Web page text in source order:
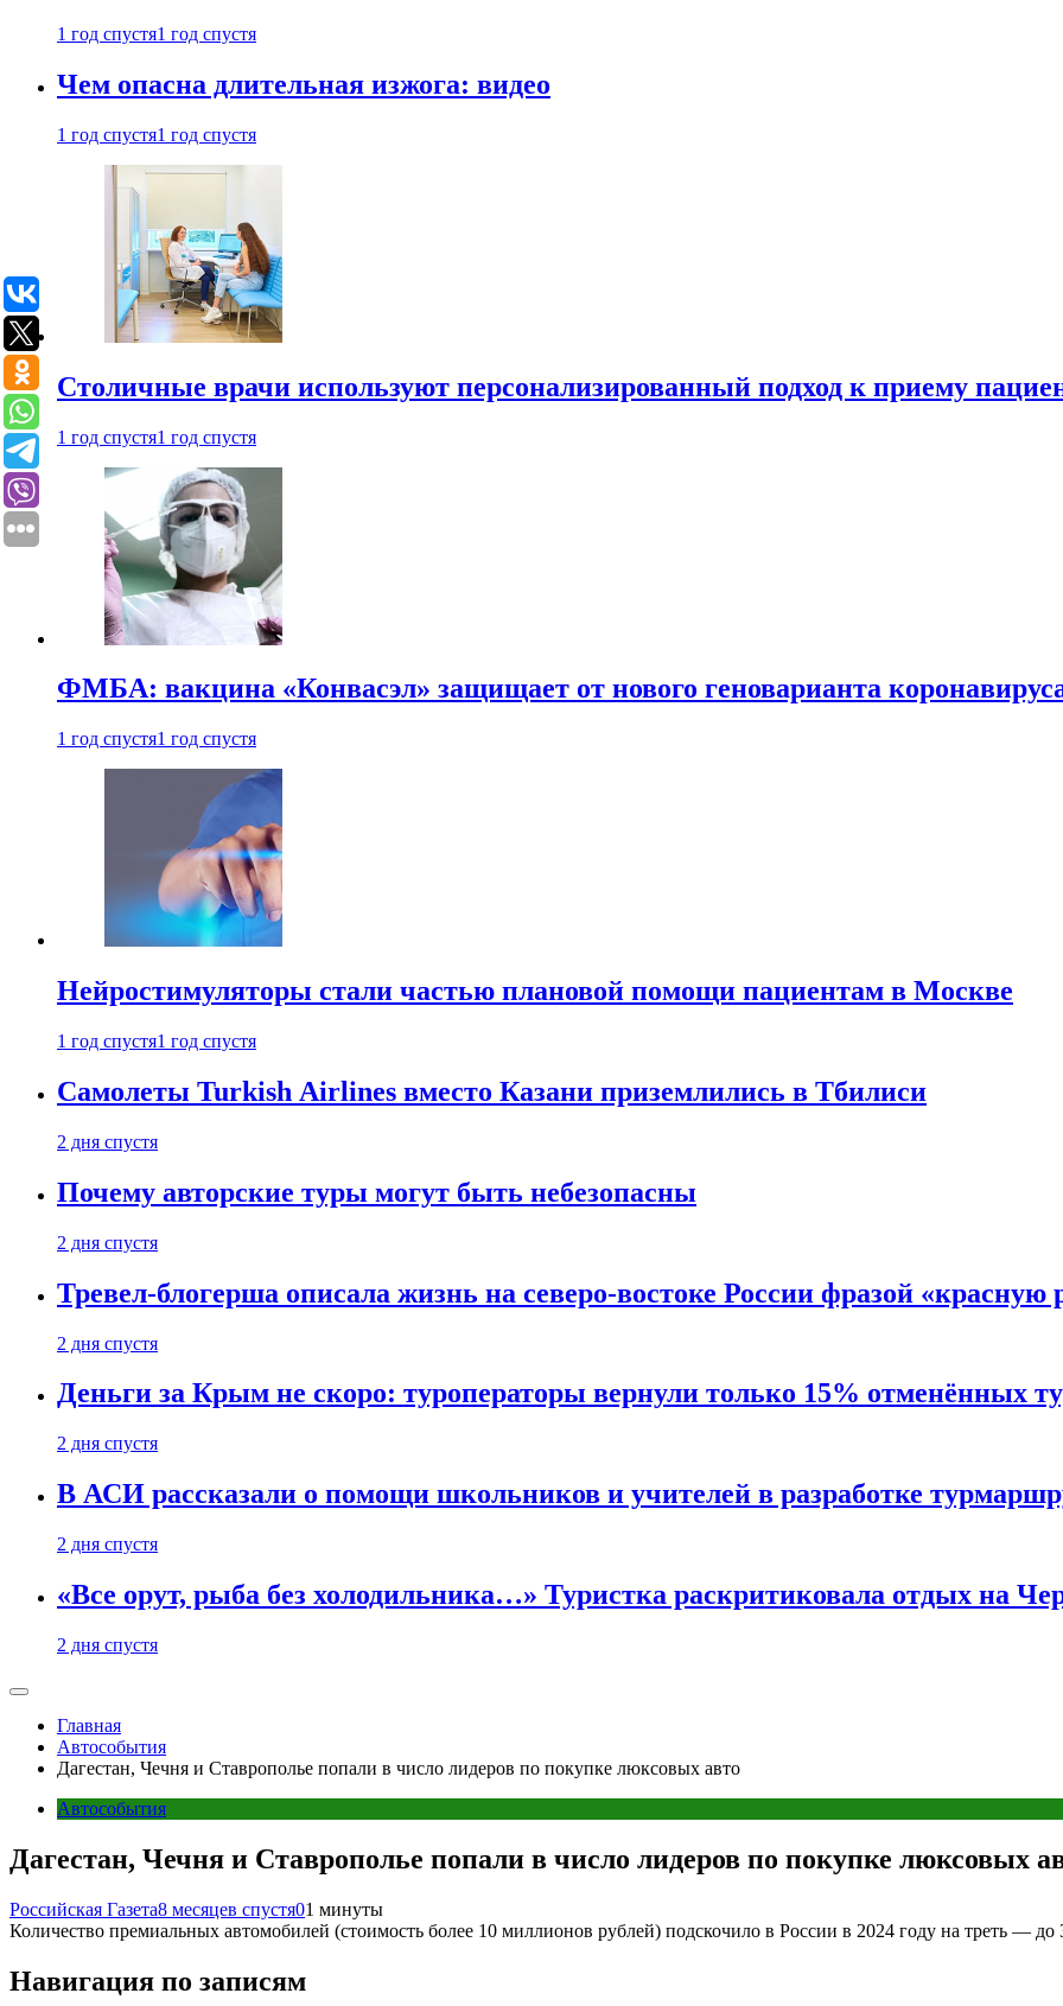
1 год спустя1 год спустя
Чем опасна длительная изжога: видео
1 год спустя1 год спустя
Столичные врачи используют персонализированный подход к приему
1 год спустя1 год спустя
ФМБА: вакцина «Конвасэл» защищает от нового геноварианта
1 год спустя1 год спустя
Нейростимуляторы стали частью плановой помощи пациентам в Москве
1 год спустя1 год спустя
Самолеты Turkish Airlines вместо Казани приземлились в Тбилиси
2 дня спустя
Почему авторские туры могут быть небезопасны
2 дня спустя
Тревел-блогерша описала жизнь на северо-востоке России фразой
2 дня спустя
Деньги за Крым не скоро: туроператоры вернули только 15% отменённых
2 дня спустя
В АСИ рассказали о помощи школьников и учителей в разработке
2 дня спустя
«Все орут, рыба без холодильника…» Туристка раскритиковала отдых на
2 дня спустя
Главная
Автособытия
Дагестан, Чечня и Ставрополье попали в число лидеров по покупке люксовых авто
Автособытия
Дагестан, Чечня и Ставрополье попали в число лидеров по покупке люксовых
Российская Газета8 месяцев спустя01 минуты
Количество премиальных автомобилей (стоимость более 10 миллионов рублей) подскочило в России в 2024 году на треть — до
Навигация по записям